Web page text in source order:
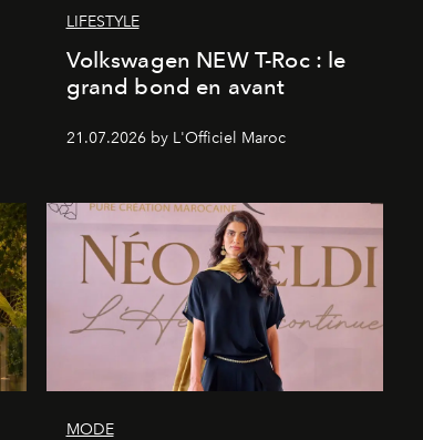
LIFESTYLE
Volkswagen NEW T-Roc : le
grand bond en avant
21.07.2026 by L'Officiel Maroc
MODE